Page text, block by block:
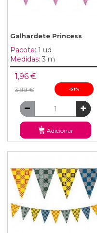
Galhardete Princess
Pacote: 1 ud
Medidas: 3 m
1,96 €
3,99 € -51%
Adicionar